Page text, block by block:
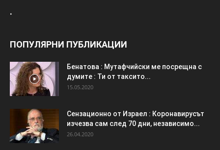
.
ПОПУЛЯРНИ ПУБЛИКАЦИИ
Бенатова : Мутафчийски ме посрещна с
думите : Ти от таксито...
15.05.2020
Сензационно от Израел : Коронавирусът
изчезва сам след 70 дни, независимо...
26.04.2020